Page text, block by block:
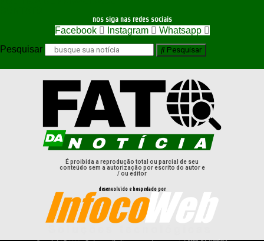
nos siga nas redes sociais
Facebook Instagram
Whatsapp
Pesquisar
Pesquisar
É proibida a reprodução total ou parcial de seu
conteúdo sem a autorização por escrito do autor e
/ ou editor
desenvolvido e hospedado por